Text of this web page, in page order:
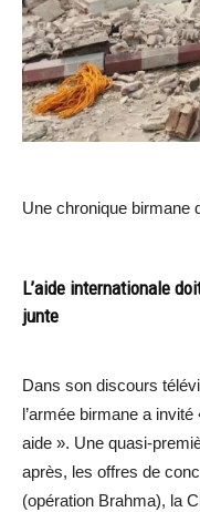
Une chronique birmane
L’aide internationale
junte
Dans son discours
l’armée birmane a
aide ». Une quasi-
après, les offres de
(opération Brahma), la